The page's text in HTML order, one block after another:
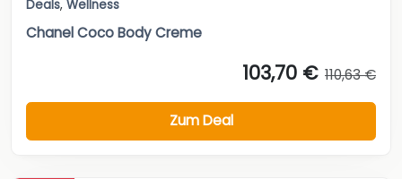
Deals, Wellness
Chanel Coco Body Creme
103,70 € 110,63 €
Zum Deal